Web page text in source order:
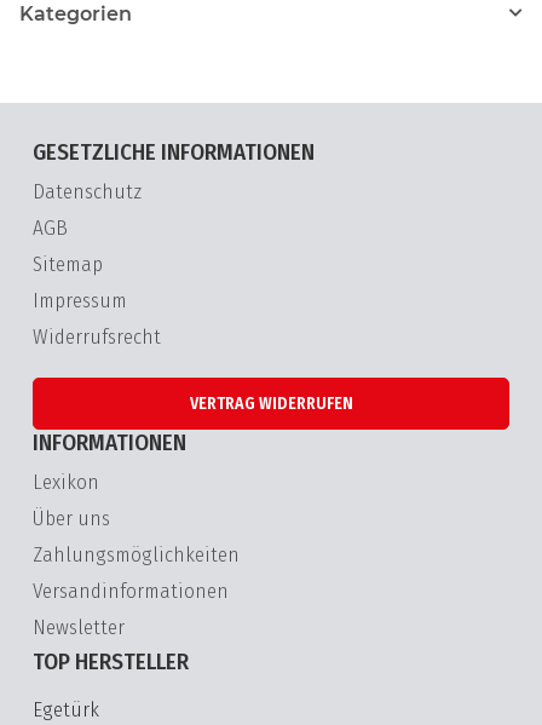
Kategorien
GESETZLICHE INFORMATIONEN
Datenschutz
AGB
Sitemap
Impressum
Widerrufsrecht
VERTRAG WIDERRUFEN
INFORMATIONEN
Lexikon
Über uns
Zahlungsmöglichkeiten
Versandinformationen
Newsletter
TOP HERSTELLER
Egetürk